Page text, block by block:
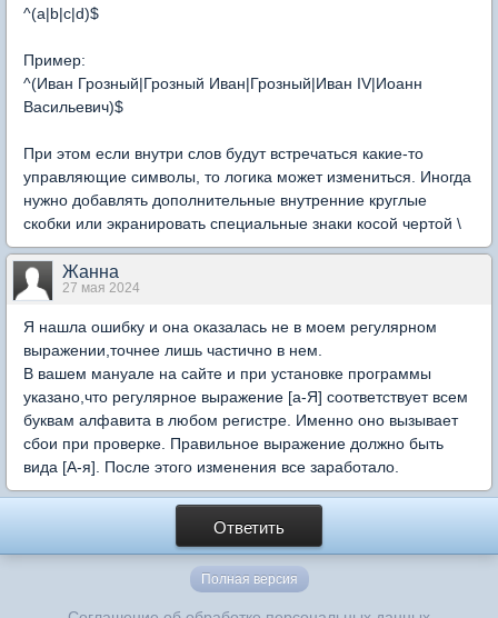
^(a|b|c|d)$
Пример:
^(Иван Грозный|Грозный Иван|Грозный|Иван IV|Иоанн
Васильевич)$
При этом если внутри слов будут встречаться какие-то
управляющие символы, то логика может измениться. Иногда
нужно добавлять дополнительные внутренние круглые
скобки или экранировать специальные знаки косой чертой \
Жанна
27 мая 2024
Я нашла ошибку и она оказалась не в моем регулярном
выражении,точнее лишь частично в нем.
В вашем мануале на сайте и при установке программы
указано,что регулярное выражение [а-Я] соответствует всем
буквам алфавита в любом регистре. Именно оно вызывает
сбои при проверке. Правильное выражение должно быть
вида [А-я]. После этого изменения все заработало.
Ответить
Полная версия